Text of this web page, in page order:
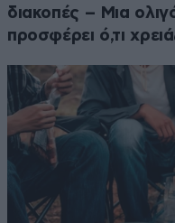
διακοπές – Μια
προσφέρει ό,τι